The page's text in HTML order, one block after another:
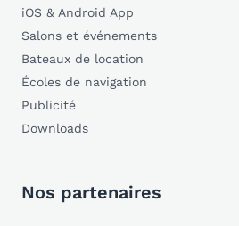
iOS & Android App
Salons et événements
Bateaux de location
Écoles de navigation
Publicité
Downloads
Nos partenaires